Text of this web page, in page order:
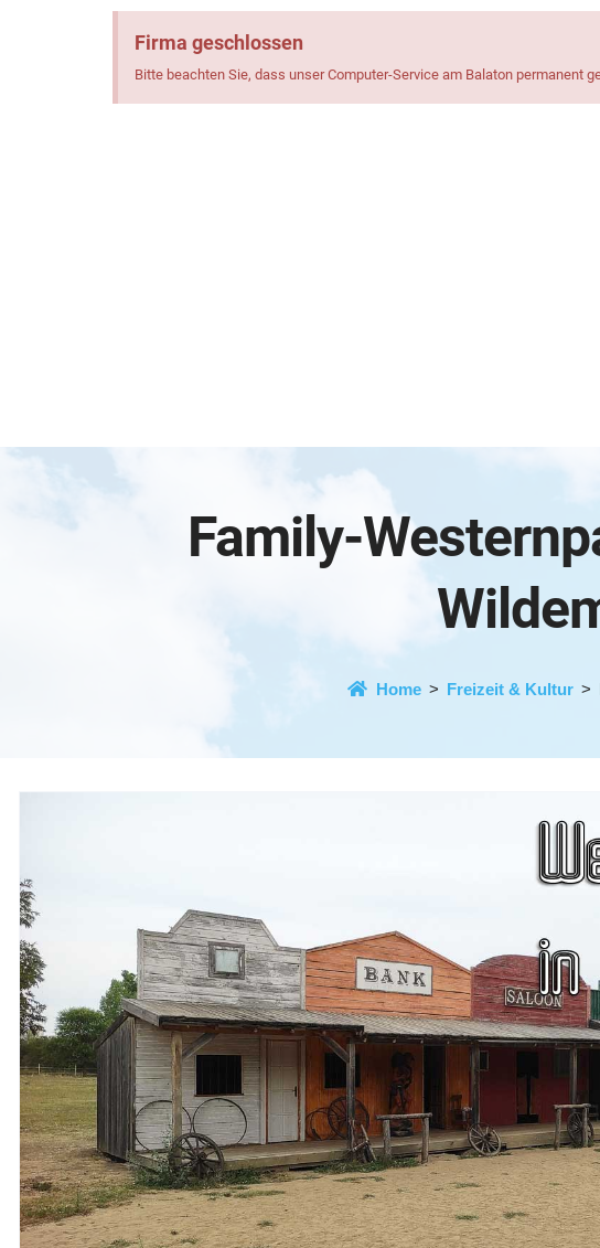
Firma geschlossen
Bitte beachten Sie, dass unser Computer-Service am Balaton permanent
Family-
Home Freizeit & Kultur